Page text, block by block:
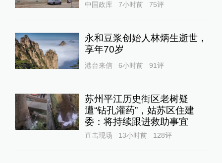
中国政库 7小时前 75评
永和豆浆创始人林炳生逝世，
享年70岁
港台来信 6小时前 91评
苏州平江历史街区老树疑
遭“钻孔灌药”，姑苏区住建
委：将持续跟进救助事宜
直击现场 13小时前 128评